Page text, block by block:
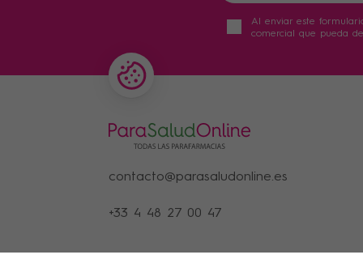
Al enviar este
comercial que pueda
contacto@parasaludonline.es
+33 4 48 27 00 47